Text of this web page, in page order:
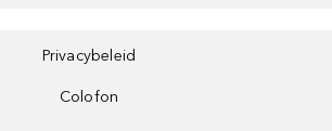
Privacybeleid
Colofon